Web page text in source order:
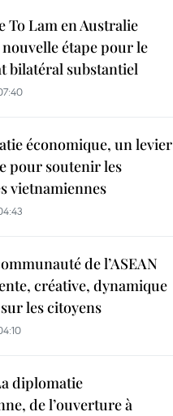
To Lam en Australie
étape pour le
bilatéral substantiel
économique, un levier
pour soutenir les
vietnamiennes
de l’ASEAN
créative, dynamique
les citoyens
diplomatie
de l’ouverture à